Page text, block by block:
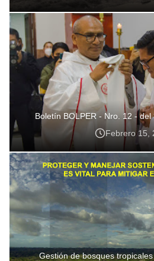
Boletín BOLPER - Nro. 12 -
Febrero 15,
Gestión de bosques